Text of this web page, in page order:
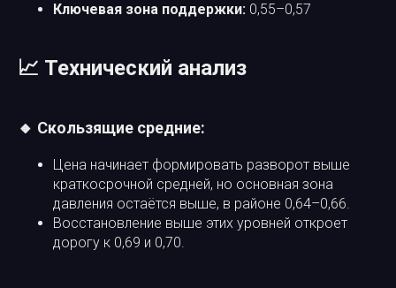
Ключевая зона поддержки: 0,55–0,57
📈 Технический анализ
🔸 Скользящие средние:
Цена начинает формировать разворот выше
краткосрочной средней, но основная зона
давления остаётся выше, в районе 0,64–0,66.
Восстановление выше этих уровней откроет
дорогу к 0,69 и 0,70.